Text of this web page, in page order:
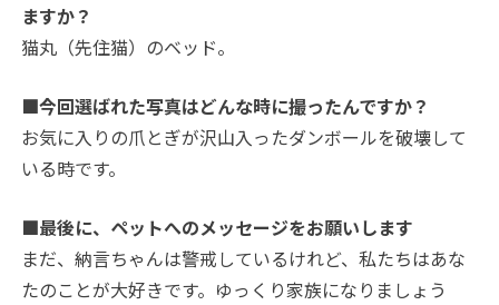
ますか？
猫丸（先住猫）のベッド。
■今回選ばれた写真はどんな時に撮ったんですか？
お気に入りの爪とぎが沢山入ったダンボールを破壊して
いる時です。
■最後に、ペットへのメッセージをお願いします
まだ、納言ちゃんは警戒しているけれど、私たちはあな
たのことが大好きです。ゆっくり家族になりましょう